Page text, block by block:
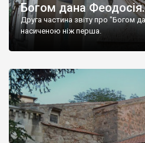
Богом дана
Друга частина звіту про "Богом
насиченою ніж перша.